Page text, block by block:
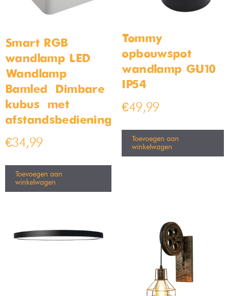
Smart RGB
wandlamp LED
Wandlamp
Bamled – Dimbare
kubus – met
afstandsbediening
€34,99
Toevoegen aan
winkelwagen
Tommy
opbouwspot
wandlamp GU10
IP54
€49,99
Toevoegen aan
winkelwagen